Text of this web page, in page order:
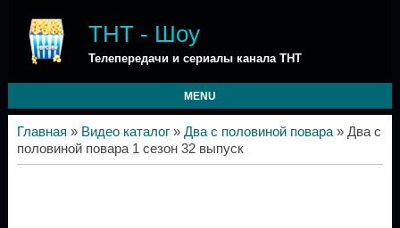
ТНТ - Шоу
Телепередачи и сериалы канала ТНТ
MENU
Главная » Видео каталог» Два с половиной повара» Два с
половиной повара 1 сезон 32 выпуск